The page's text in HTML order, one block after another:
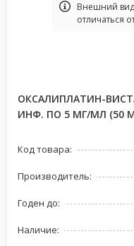
Bнешний
отличаться
ОКСАЛИПЛАТИН-
ИНФ. ПО 5 МГ/МЛ (50
Код товара:
Производитель:
Годен до:
Наличие: